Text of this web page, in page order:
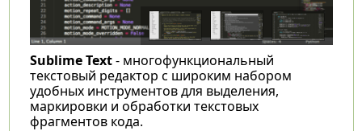
Sublime Text- многофункциональный
текстовый редактор с широким набором
удобных инструментов для выделения,
маркировки и обработки текстовых
фрагментов кода.